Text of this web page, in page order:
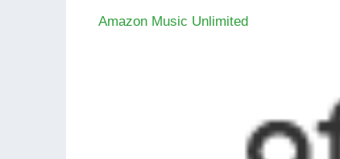
Amazon Music Unlimited